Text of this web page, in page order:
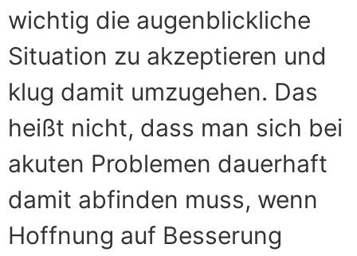
wichtig die augenblickliche
Situation zu akzeptieren und
klug damit umzugehen. Das
heißt nicht, dass man sich bei
akuten Problemen dauerhaft
damit abfinden muss, wenn
Hoffnung auf Besserung